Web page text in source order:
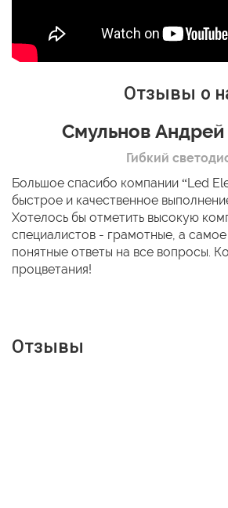
Отзывы о
Смульнов
Гибкий
Большое спасибо компании “Led
быстрое и качественное
Хотелось бы отметить высокую
специалистов - грамотные, а самое
понятные ответы на все вопросы.
процветания!
Отзывы